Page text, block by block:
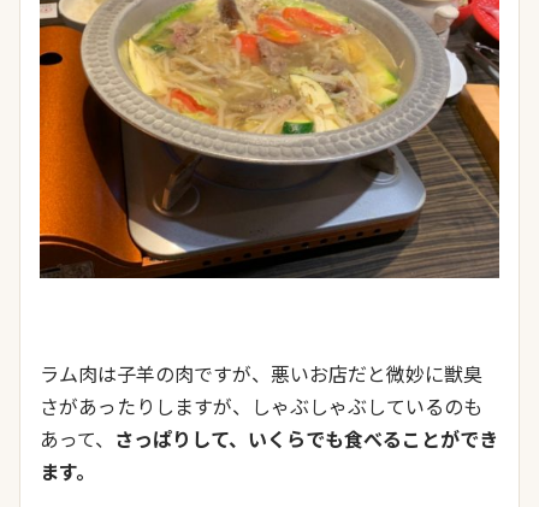
ラム肉は子羊の肉ですが、悪いお店だと微妙に獣臭
さがあったりしますが、しゃぶしゃぶしているのも
あって、 さっぱりして、いくらでも食べることができ
ます。